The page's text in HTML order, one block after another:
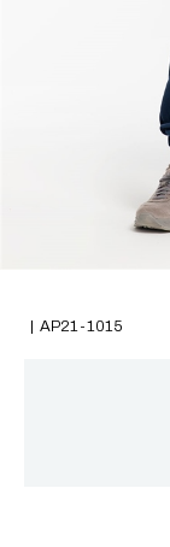
AP21-1015